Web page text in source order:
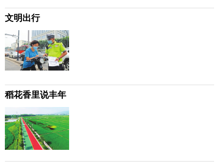
文明出行
稻花香里说丰年